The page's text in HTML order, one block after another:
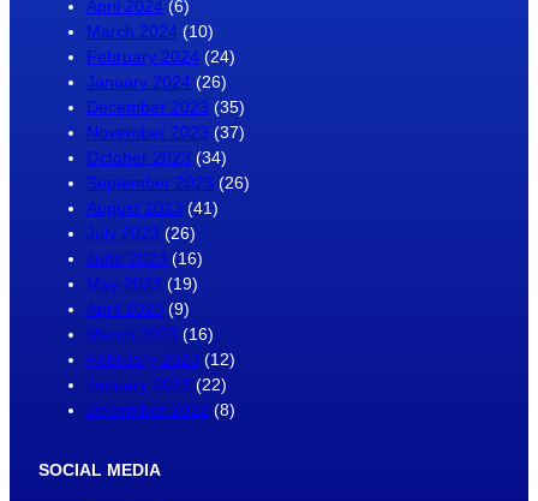
April 2024 (6)
March 2024 (10)
February 2024 (24)
January 2024 (26)
December 2023 (35)
November 2023 (37)
October 2023 (34)
September 2023 (26)
August 2023 (41)
July 2023 (26)
June 2023 (16)
May 2023 (19)
April 2023 (9)
March 2023 (16)
February 2023 (12)
January 2023 (22)
December 2022 (8)
SOCIAL MEDIA